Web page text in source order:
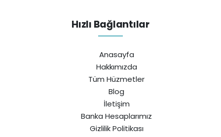
Hızlı Bağlantılar
Anasayfa
Hakkımızda
Tüm Hüzmetler
Blog
İletişim
Banka Hesaplarımız
Gizlilik Politikası